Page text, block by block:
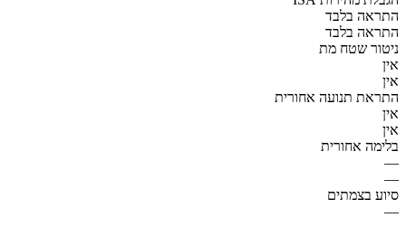
התראה בלבד
התראה בלבד
ניטור שטח מת
אין
אין
התראת תנועה אחורית
אין
אין
בלימה אחורית
—
—
סיוע בצמתים
—